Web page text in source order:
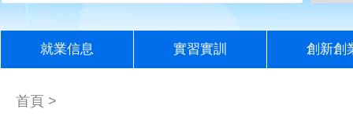
就業信息 實習實訓 創新創
首頁 >